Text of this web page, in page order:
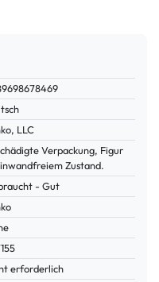
LLC
Verpackung, Figur
Zustand.
- Gut
erforderlich